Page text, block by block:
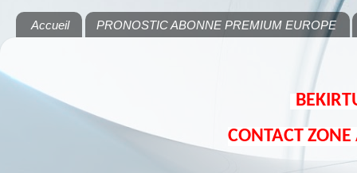
Accueil PRONOSTIC ABONNE PREMIUM EUROPE
CONTACT